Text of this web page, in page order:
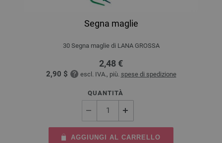
Segna maglie
30 Segna maglie di LANA GROSSA
2,48 €
2,90 $ escl. IVA., più. spese di spedizione
QUANTITÀ
AGGIUNGI AL CARRELLO